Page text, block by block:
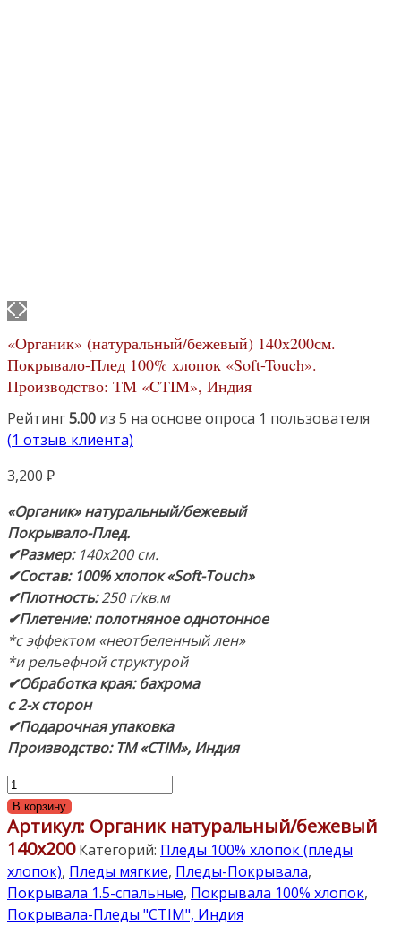
«Органик» (натуральный/бежевый) 140х200см.
Покрывало-Плед 100% хлопок «Soft-Touch».
Производство: ТМ «CTIM», Индия
Рейтинг5.00 из 5 на основе опроса 1 пользователя
(1 отзыв клиента)
3,200 ₽
«Органик» натуральный/бежевый
Покрывало-Плед.
✔Размер:140х200 см.
✔Состав: 100% хлопок «Soft-Touch»
✔Плотность:250 г/кв.м
✔Плетение: полотняное однотонное
*с эффектом «неотбеленный лен»
*и рельефной структурой
✔Обработка края: бахрома
с 2-х сторон
✔Подарочная упаковка
Производство: ТМ «CTIM», Индия
Количество
товара
«Органик»
(натуральный/
бежевый)
140х200см.
Покрывало-
В корзину
Артикул: Органик натуральный/бежевый
140х200 Категорий: Пледы 100% хлопок (пледы
хлопок), Пледы мягкие, Пледы-Покрывала,
Покрывала 1.5-спальные, Покрывала 100% хлопок,
Покрывала-Пледы "CTIM", Индия